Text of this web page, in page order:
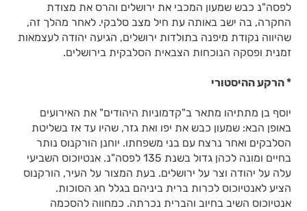
לפסה"נ כבש שמעון המכבי את ירושלים והרס את מצודת
החקרה, בה ישב באותה עת חיל מצב סלבקי. לאחר מהלך זה,
שהיווה נקודת מיפנה בתולדות ירושלים, הגיעה יהודה לעצמאות
זמנית ופסקה הנוכחות הצבאית הסלבקית בירושלים.
* הרקע ההיסטורי
יוסף בן מתתיהו מתאר ב"קדמוניות היהודים" את האירועים
באופן הבא: שמעון כבש את יפו ואת גזר, שהיו עד אז בשליטת
הסלבקים ואחר נרצח עם בני משפחתו. יוחנן הורקנוס נותר
בחיים ומונה לכהן גדול בשנת 135 לפסה"נ. אנטיוכוס השביעי
עלה על יהודה וצר על ירושלים. בעת המצור על העיר, הורקנוס
הציע לאנטיוכוס לכרות ברית ביניהם בגלל חג הסוכות.
אנטיוכוס השיב בחיוב והברית נכרתה. כמחווה להסכמה